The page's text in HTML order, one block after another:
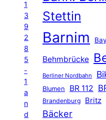
1
3
9
2
8
5
-
1
a
n
d
Stettin
Barnim
Behmbrücke
Berliner Nordbahn
Blumen BR 112
Brandenburg Britz
Bäcker